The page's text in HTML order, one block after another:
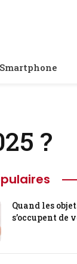
Smartphone
?
Quand les
s’occupent de